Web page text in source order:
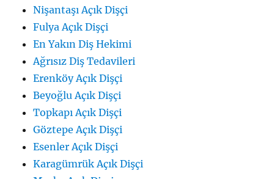
Nişantaşı Açık Dişçi
Fulya Açık Dişçi
En Yakın Diş Hekimi
Ağrısız Diş Tedavileri
Erenköy Açık Dişçi
Beyoğlu Açık Dişçi
Topkapı Açık Dişçi
Göztepe Açık Dişçi
Esenler Açık Dişçi
Karagümrük Açık Dişçi